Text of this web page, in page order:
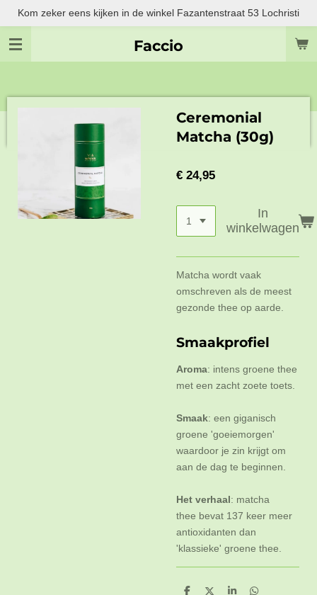
Ga
naar
Faccio
Kom zeker eens kijken in de winkel Fazantenstraat 53 Lochristi
Ceremonial
Matcha (30g)
€ 24,95
In
winkelwagen
Matcha wordt vaak
omschreven als de meest
gezonde thee op aarde.
Smaakprofiel
Aroma: intens groene thee
met een zacht zoete toets.
Smaak: een giganisch
groene 'goeiemorgen'
waardoor je zin krijgt om
aan de dag te beginnen.
Het verhaal: matcha
thee bevat 137 keer meer
antioxidanten dan
'klassieke' groene thee.